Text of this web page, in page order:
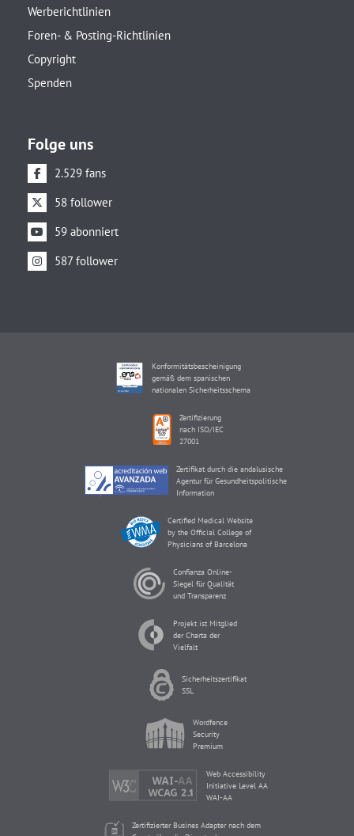
Werberichtlinien
Foren- & Posting-Richtlinien
Copyright
Spenden
Folge uns
2.529 fans
58 follower
59 abonniert
587 follower
Konformitätsbescheinigung
gemäß dem spanischen
nationalen Sicherheitsschema
Zertifizierung
nach ISO/IEC
27001
Zertifikat durch die andalusische
Agentur für Gesundheitspolitische
Information
Certified Medical Website
by the Official College of
Physicians of Barcelona
Confianza Online-
Siegel für Qualität
und Transparenz
Projekt ist Mitglied
der Charta der
Vielfalt
Sicherheitszertifikat
SSL
Wordfence
Security
Premium
Web Accessibility
Initiative Level AA
WAI-AA
Zertifizierter Busines Adapter nach dem